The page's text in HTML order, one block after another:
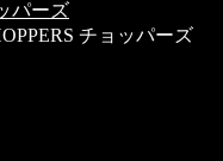
チョッパーズ